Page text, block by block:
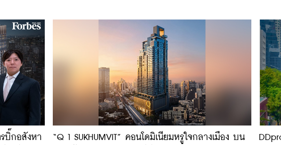
บิ๊กอสังหา
“Q 1 SUKHUMVIT” คอนโดมิเนียมหรูใจกลางเมือง บน